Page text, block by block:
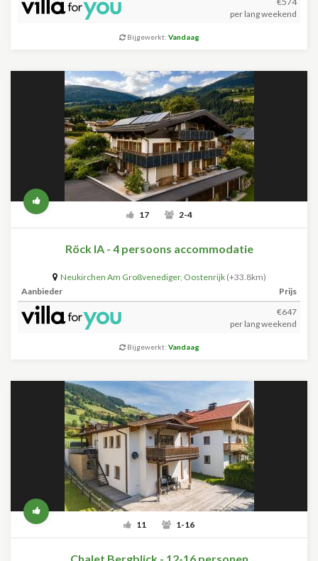
per lang weekend
Bijgewerkt: Vandaag
17 2-4
Röck IA - 4 persoons accommodatie
Neukirchen Am Großvenediger, Oostenrijk (+33.8km)
Aanbieder
Prijs
€647
per lang weekend
Bijgewerkt: Vandaag
11 1-16